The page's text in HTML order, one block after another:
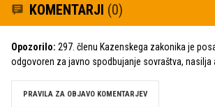
KOMENTARJI (0)
Opozorilo: 297. členu Kazenskega zakonika je
odgovoren za javno spodbujanje sovraštva, nasilja
PRAVILA ZA OBJAVO KOMENTARJEV